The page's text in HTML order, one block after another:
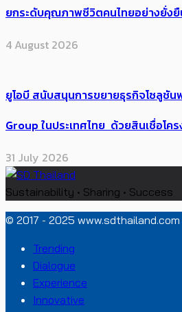
ยกระดับคุณภาพชีวิตคนไทยอย่างยั่ง
4 August 2026
ยูโอบี สนับสนุนการขยายธุรกิจโซลูชัน
Group ในประเทศไทย ด้วยสินเชื่อโค
31 July 2026
Sustainability • Sharing • Success
© 2017 - 2025
Trending
Dialogue
Experience
Innovative